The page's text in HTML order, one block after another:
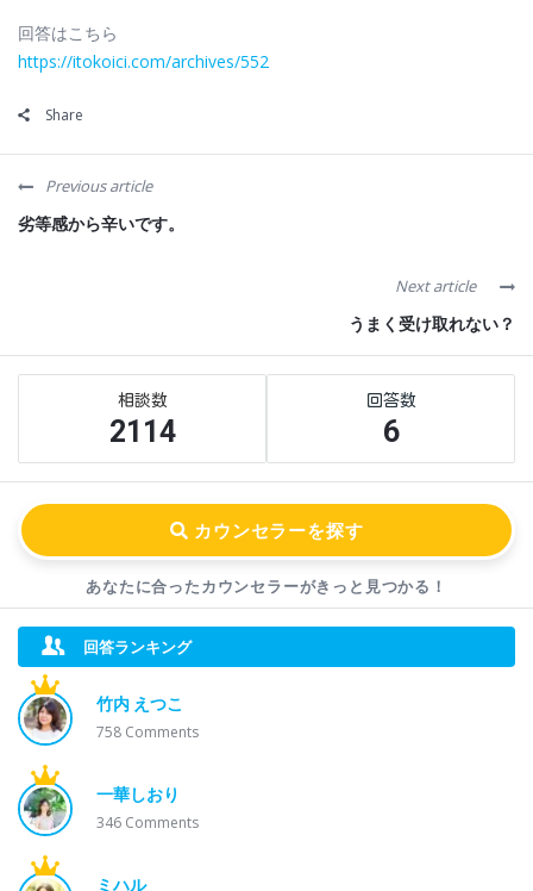
回答はこちら
https://itokoici.com/archives/552
Share
Previous article
劣等感から辛いです。
Next article
うまく受け取れない？
Sidebar
2114 6
あなたに合ったカウンセラーがきっと見つかる！
回答ランキング
竹内 えつこ
758 Comments
一華しおり
346 Comments
ミハル